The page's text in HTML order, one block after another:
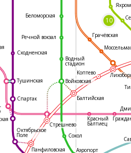
10
Грачёвская
Аэропорт
Сокол
Красный
Балтиец
Коптево
Балтийская
Войковская
Водный
стадион
Сходненская
Тушинская
Спартак
Стрешнево
Октябрьское
Поле
Панфиловская
Речной вокзал
Беломорская